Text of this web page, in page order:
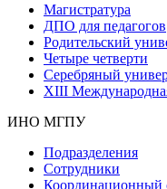
Магистратура
ДПО для педагогов
Родительский
Четыре четверти
Серебряный
XIII
ИНО МГПУ
Подразделения
Сотрудники
Координационный